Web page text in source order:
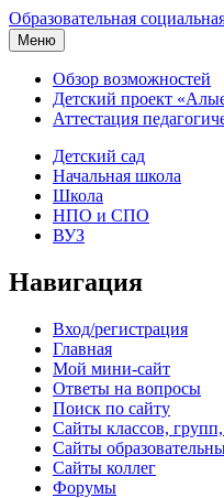
Образовательная
Меню
Обзор возможностей
Детский проект
Аттестация
Детский сад
Начальная школа
Школа
НПО и СПО
ВУЗ
Навигация
Вход/регистрация
Главная
Мой мини-сайт
Ответы на вопросы
Поиск по сайту
Сайты классов,
Сайты
Сайты коллег
Форумы